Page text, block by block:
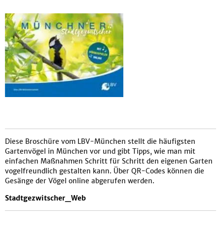
Diese Broschüre vom LBV-München stellt die häufigsten
Gartenvögel in München vor und gibt Tipps, wie man mit
einfachen Maßnahmen Schritt für Schritt den eigenen Garten
vogelfreundlich gestalten kann. Über QR-Codes können die
Gesänge der Vögel online abgerufen werden.
Stadtgezwitscher_Web